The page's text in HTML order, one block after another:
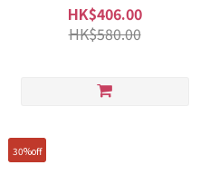
BABY MOCO Jacquard
Knitted Top PMNT261947
HK$406.00
HK$580.00
30%off